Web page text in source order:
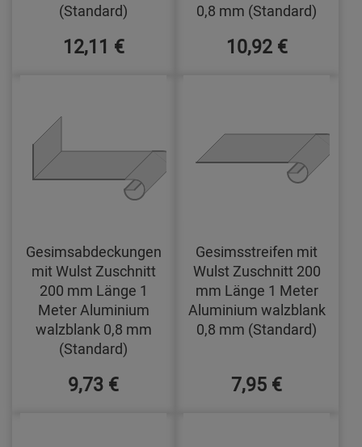
(Standard)
12,11 €
0,8 mm (Standard)
10,92 €
Gesimsabdeckungen
mit Wulst Zuschnitt
200 mm Länge 1
Meter Aluminium
walzblank 0,8 mm
(Standard)
9,73 €
Gesimsstreifen mit
Wulst Zuschnitt 200
mm Länge 1 Meter
Aluminium walzblank
0,8 mm (Standard)
7,95 €